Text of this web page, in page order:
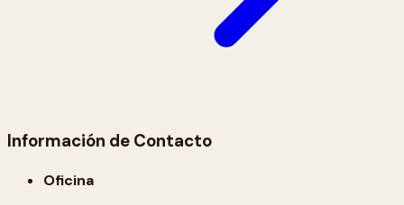
Información de Contacto
Oficina